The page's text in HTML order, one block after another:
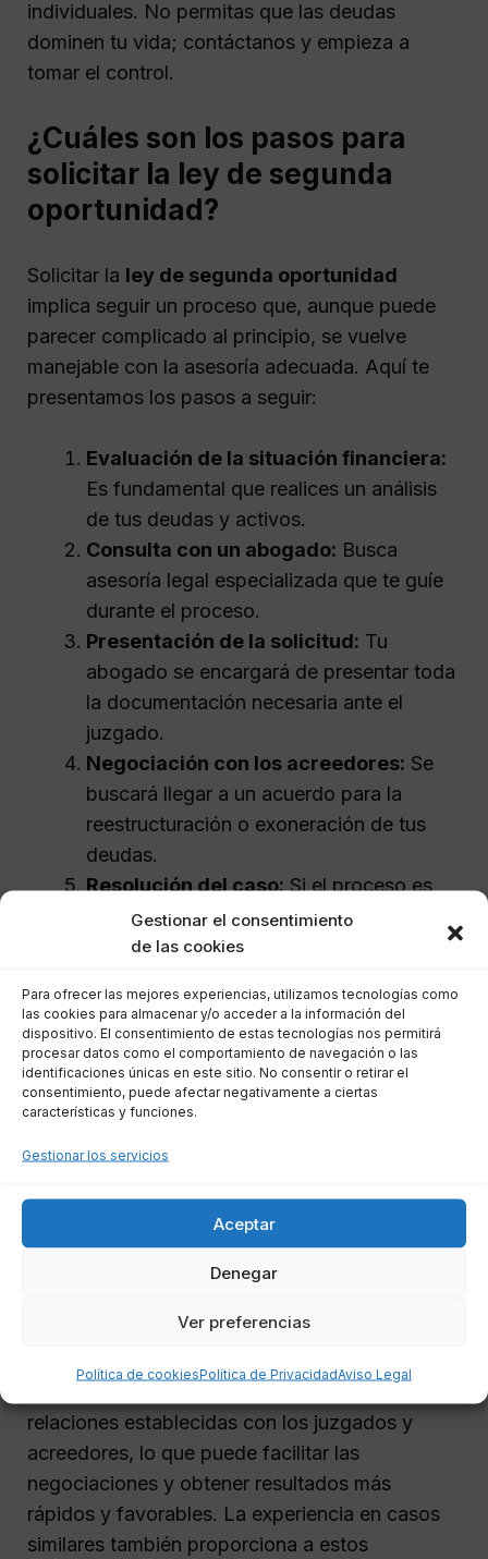
Gestionar el consentimiento
de las cookies
Para ofrecer las mejores experiencias, utilizamos tecnologías como
las cookies para almacenar y/o acceder a la información del
dispositivo. El consentimiento de estas tecnologías nos permitirá
procesar datos como el comportamiento de navegación o las
identificaciones únicas en este sitio. No consentir o retirar el
consentimiento, puede afectar negativamente a ciertas
características y funciones.
Gestionar los servicios
Aceptar
Denegar
Ver preferencias
Política de cookiesPolítica de PrivacidadAviso Legal
individuales. No permitas que las deudas
dominen tu vida; contáctanos y empieza a
tomar el control.
¿Cuáles son los pasos para
solicitar la ley de segunda
oportunidad?
Solicitar la ley de segunda oportunidad
implica seguir un proceso que, aunque puede
parecer complicado al principio, se vuelve
manejable con la asesoría adecuada. Aquí te
presentamos los pasos a seguir:
Evaluación de la situación financiera:
Es fundamental que realices un análisis
de tus deudas y activos.
Consulta con un abogado: Busca
asesoría legal especializada que te guíe
durante el proceso.
Presentación de la solicitud: Tu
abogado se encargará de presentar toda
la documentación necesaria ante el
juzgado.
Negociación con los acreedores: Se
buscará llegar a un acuerdo para la
reestructuración o exoneración de tus
deudas.
Resolución del caso:Si el proceso es
exitoso, podrás obtener la exoneración
de tus deudas y comenzar de nuevo.
¿Por qué elegir abogados en
Roquetas de Mar para tu
segunda oportunidad?
Seleccionarabogados en Roquetas de Mar
profesionales están familiarizados con las
particularidades legales y judiciales de la región,
efectivo y personalizado.
relaciones establecidas con los juzgados y
acreedores, lo que puede facilitar las
negociaciones y obtener resultados más
rápidos y favorables. La experiencia en casos
similares también proporciona a estos